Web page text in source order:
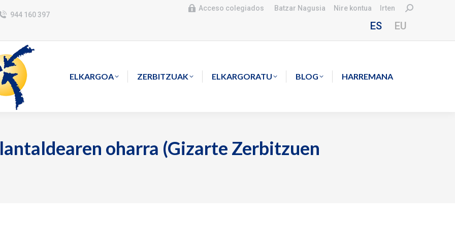
944 160 397
Acceso colegiados Batzar Nagusia Nire kontua Irten Search:
ES EU
ELKARGOA ZERBITZUAK ELKARGORATU BLOG HARREMANA
oharra (Gizarte Zerbitzuen